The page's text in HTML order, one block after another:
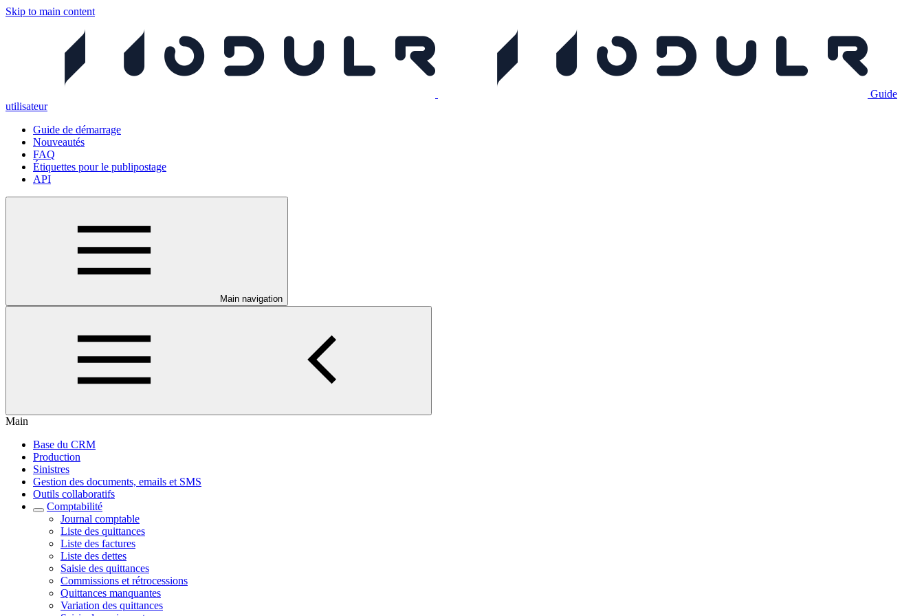
Skip to main content
Guide
utilisateur
Guide de démarrage
Nouveautés
FAQ
Étiquettes pour le publipostage
API
Main navigation
Main
Base du CRM
Production
Sinistres
Gestion des documents, emails et SMS
Outils collaboratifs
Comptabilité
Journal comptable
Liste des quittances
Liste des factures
Liste des dettes
Saisie des quittances
Commissions et rétrocessions
Quittances manquantes
Variation des quittances